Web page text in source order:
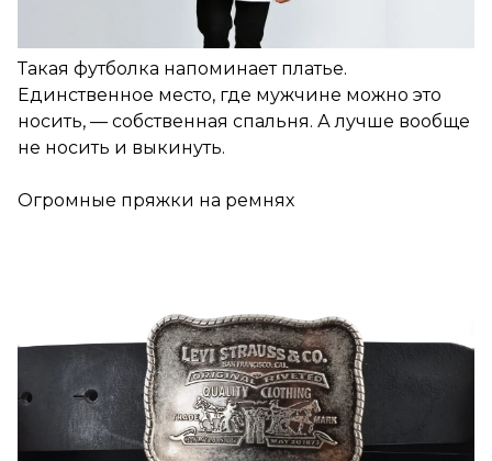
Такая футболка напоминает платье.
Единственное место, где мужчине можно это
носить, — собственная спальня. А лучше вообще
не носить и выкинуть.
Огромные пряжки на ремнях